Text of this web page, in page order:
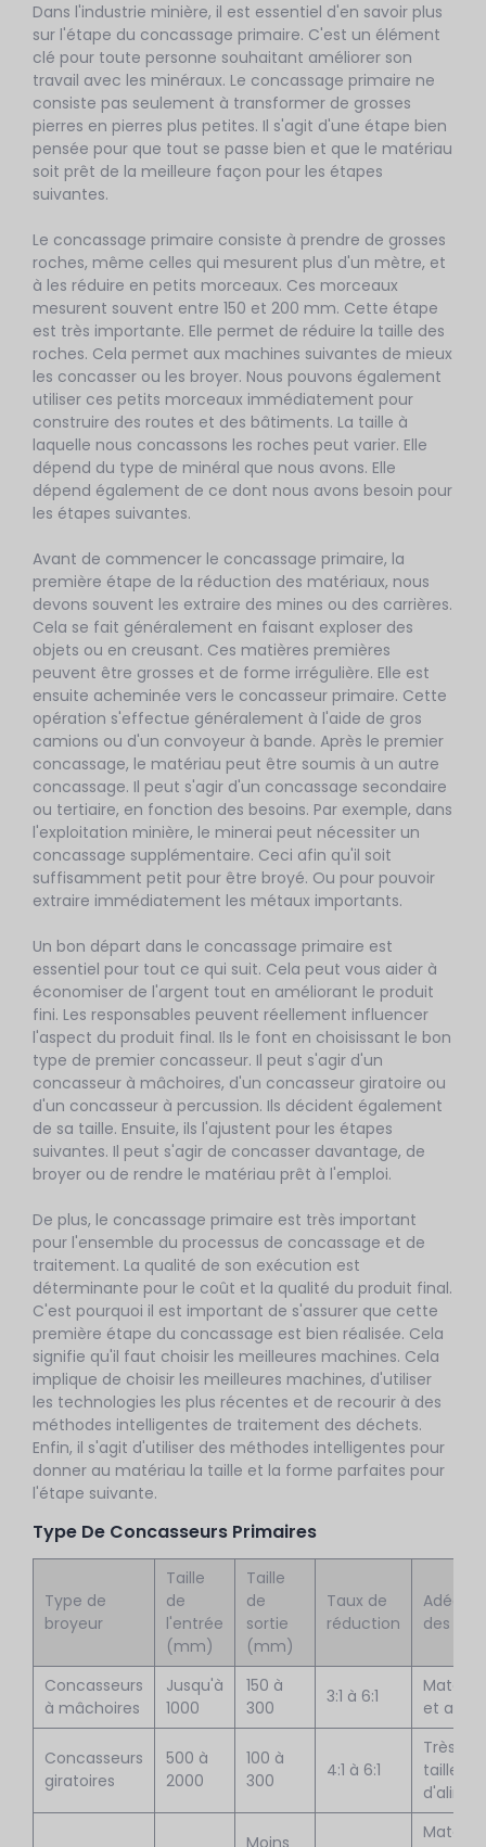
Dans l'industrie minière, il est essentiel d'en savoir plus
sur l'étape du concassage primaire. C'est un élément
clé pour toute personne souhaitant améliorer son
travail avec les minéraux. Le concassage primaire ne
consiste pas seulement à transformer de grosses
pierres en pierres plus petites. Il s'agit d'une étape bien
pensée pour que tout se passe bien et que le matériau
soit prêt de la meilleure façon pour les étapes
suivantes.
Le concassage primaire consiste à prendre de grosses
roches, même celles qui mesurent plus d'un mètre, et
à les réduire en petits morceaux. Ces morceaux
mesurent souvent entre 150 et 200 mm. Cette étape
est très importante. Elle permet de réduire la taille des
roches. Cela permet aux machines suivantes de mieux
les concasser ou les broyer. Nous pouvons également
utiliser ces petits morceaux immédiatement pour
construire des routes et des bâtiments. La taille à
laquelle nous concassons les roches peut varier. Elle
dépend du type de minéral que nous avons. Elle
dépend également de ce dont nous avons besoin pour
les étapes suivantes.
Avant de commencer le concassage primaire, la
première étape de la réduction des matériaux, nous
devons souvent les extraire des mines ou des carrières.
Cela se fait généralement en faisant exploser des
objets ou en creusant. Ces matières premières
peuvent être grosses et de forme irrégulière. Elle est
ensuite acheminée vers le concasseur primaire. Cette
opération s'effectue généralement à l'aide de gros
camions ou d'un convoyeur à bande. Après le premier
concassage, le matériau peut être soumis à un autre
concassage. Il peut s'agir d'un concassage secondaire
ou tertiaire, en fonction des besoins. Par exemple, dans
l'exploitation minière, le minerai peut nécessiter un
concassage supplémentaire. Ceci afin qu'il soit
suffisamment petit pour être broyé. Ou pour pouvoir
extraire immédiatement les métaux importants.
Un bon départ dans le concassage primaire est
essentiel pour tout ce qui suit. Cela peut vous aider à
économiser de l'argent tout en améliorant le produit
fini. Les responsables peuvent réellement influencer
l'aspect du produit final. Ils le font en choisissant le bon
type de premier concasseur. Il peut s'agir d'un
concasseur à mâchoires, d'un concasseur giratoire ou
d'un concasseur à percussion. Ils décident également
de sa taille. Ensuite, ils l'ajustent pour les étapes
suivantes. Il peut s'agir de concasser davantage, de
broyer ou de rendre le matériau prêt à l'emploi.
De plus, le concassage primaire est très important
pour l'ensemble du processus de concassage et de
traitement. La qualité de son exécution est
déterminante pour le coût et la qualité du produit final.
C'est pourquoi il est important de s'assurer que cette
première étape du concassage est bien réalisée. Cela
signifie qu'il faut choisir les meilleures machines. Cela
implique de choisir les meilleures machines, d'utiliser
les technologies les plus récentes et de recourir à des
méthodes intelligentes de traitement des déchets.
Enfin, il s'agit d'utiliser des méthodes intelligentes pour
donner au matériau la taille et la forme parfaites pour
l'étape suivante.
Type De Concasseurs Primaires
Type de
broyeur
Taille
de
l'entrée
(mm)
Taille
de
sortie
(mm)
Taux de
réduction
des
Concasseurs
à mâchoires
Jusqu'à
1000
150 à
300
3:1 à 6:1
et
Concasseurs
giratoires
500 à
2000
100 à
300
4:1 à 6:1
Très
tailles
Moins